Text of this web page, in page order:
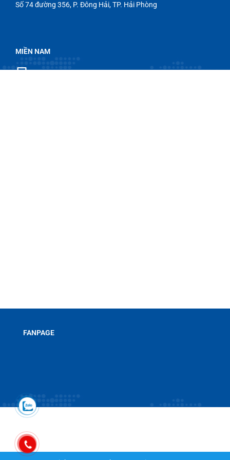
Số 74 đường 356, P. Đông Hải, TP. Hải Phòng
MIỀN NAM
FANPAGE